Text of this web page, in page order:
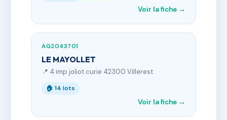
Voir la fiche →
AG2043701
LE MAYOLLET
📍 4 imp joliot curie 42300 Villerest
🏠 14 lots
Voir la fiche →